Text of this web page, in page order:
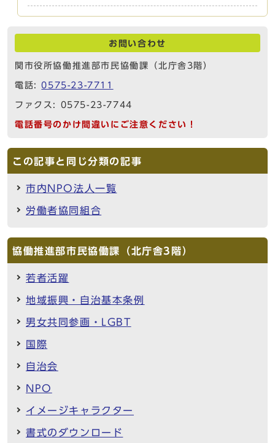
お問い合わせ
関市役所協働推進部市民協働課（北庁舎3階）
電話:0575-23-7711
ファクス: 0575-23-7744
電話番号のかけ間違いにご注意ください！
この記事と同じ分類の記事
市内NPO法人一覧
労働者協同組合
協働推進部市民協働課（北庁舎3階）
若者活躍
地域振興・自治基本条例
男女共同参画・LGBT
国際
自治会
NPO
イメージキャラクター
書式のダウンロード